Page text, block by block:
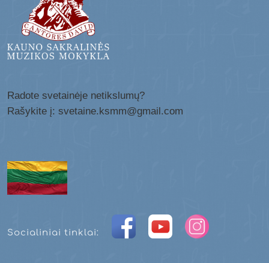
Radote svetainėje netikslumų?
Rašykite į: svetaine.ksmm@gmail.com
Socialiniai tinklai: